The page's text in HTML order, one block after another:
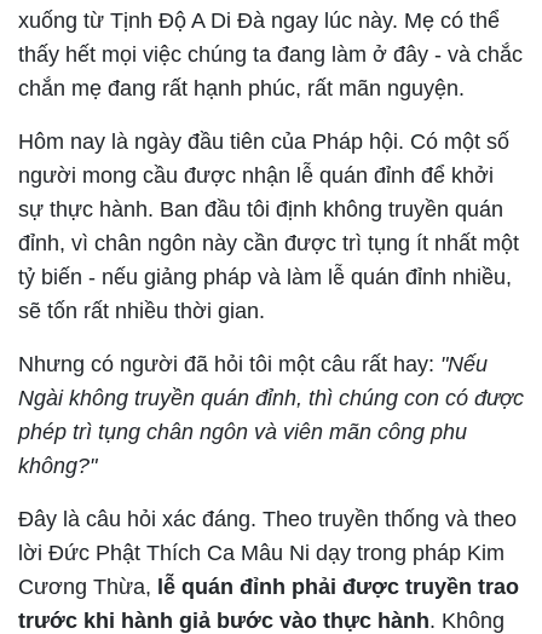
xuống từ Tịnh Độ A Di Đà ngay lúc này. Mẹ có thể
thấy hết mọi việc chúng ta đang làm ở đây - và chắc
chắn mẹ đang rất hạnh phúc, rất mãn nguyện.
Hôm nay là ngày đầu tiên của Pháp hội. Có một số
người mong cầu được nhận lễ quán đỉnh để khởi
sự thực hành. Ban đầu tôi định không truyền quán
đỉnh, vì chân ngôn này cần được trì tụng ít nhất một
tỷ biến - nếu giảng pháp và làm lễ quán đỉnh nhiều,
sẽ tốn rất nhiều thời gian.
Nhưng có người đã hỏi tôi một câu rất hay: "Nếu
Ngài không truyền quán đỉnh, thì chúng con có được
phép trì tụng chân ngôn và viên mãn công phu
không?"
Đây là câu hỏi xác đáng. Theo truyền thống và theo
lời Đức Phật Thích Ca Mâu Ni dạy trong pháp Kim
Cương Thừa, lễ quán đỉnh phải được truyền trao
trước khi hành giả bước vào thực hành. Không